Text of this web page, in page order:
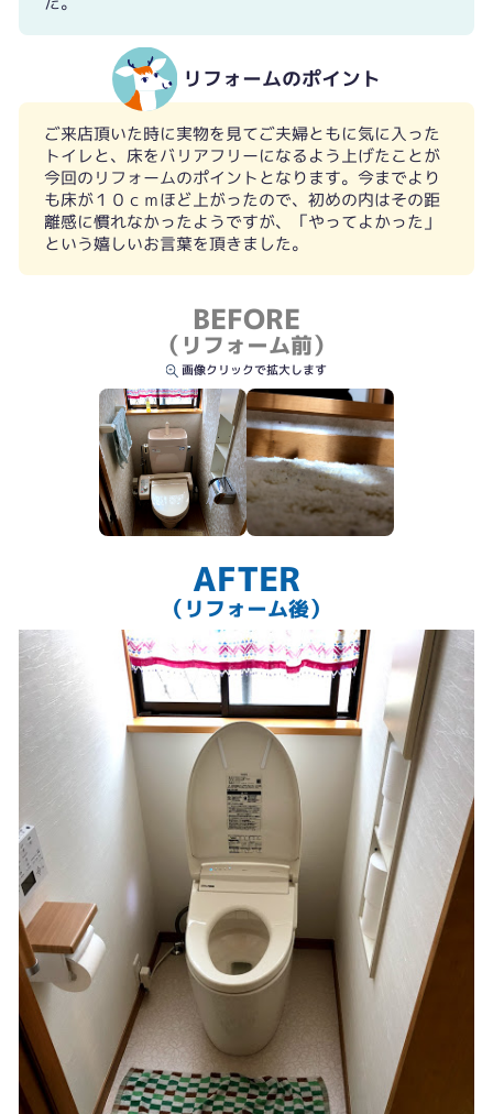
リフォームのポイント
ご来店頂いた時に実物を見てご夫婦ともに気に入った
トイレと、床をバリアフリーになるよう上げたことが
今回のリフォームのポイントとなります。今までより
も床が１０ｃｍほど上がったので、初めの内はその距
離感に慣れなかったようですが、「やってよかった」
という嬉しいお言葉を頂きました。
BEFORE
（リフォーム前）
画像クリックで拡大します
AFTER
（リフォーム後）